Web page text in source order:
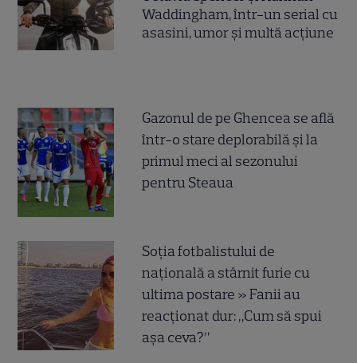
Waddingham, într-un serial cu
asasini, umor și multă acțiune
Gazonul de pe Ghencea se află
într-o stare deplorabilă și la
primul meci al sezonului
pentru Steaua
Soția fotbalistului de
națională a stârnit furie cu
ultima postare » Fanii au
reacționat dur: „Cum să spui
așa ceva?”